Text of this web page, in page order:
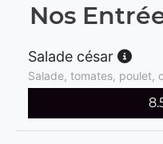
Nos
Salade césar
Salade, tomates, poulet,